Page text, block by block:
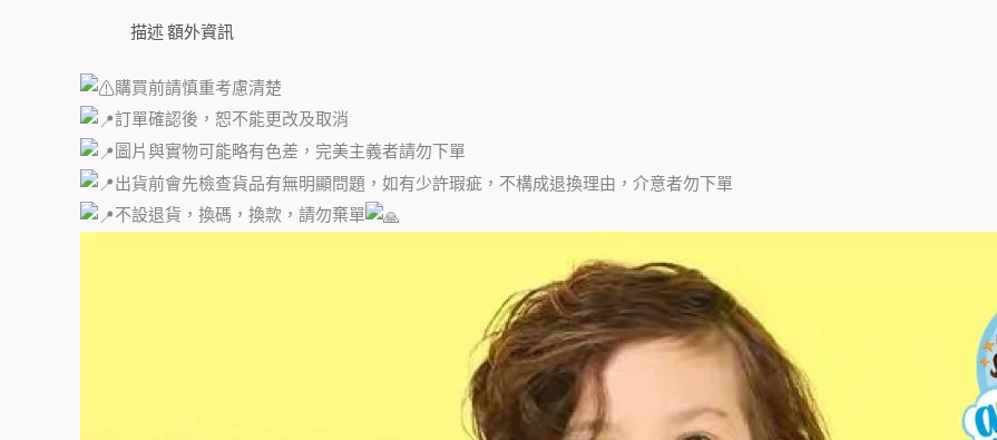
描述額外資訊
購買前請慎重考慮清楚
訂單確認後，恕不能更改及取消
圖片與實物可能略有色差，完美主義者請勿下單
出貨前會先檢查貨品有無明顯問題，如有少許瑕疵，不構成退換理由，介意者勿下單
不設退貨，換碼，換款，請勿棄單